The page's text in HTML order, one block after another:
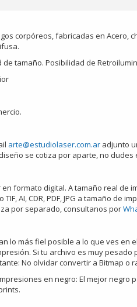
corpóreos, fabricadas en Acero,
tamaño. Posibilidad de
arte@estudiolaser.com.ar adjunto
se cotiza por aparte, no dudes
formato digital. A tamaño real de
AI, CDR, PDF, JPG a tamaño de
por separado, consultanos por
lo más fiel posible a lo que ves en
Si tu archivo es muy
No olvidar convertir a Bitmap o
en negro: El mejor negro